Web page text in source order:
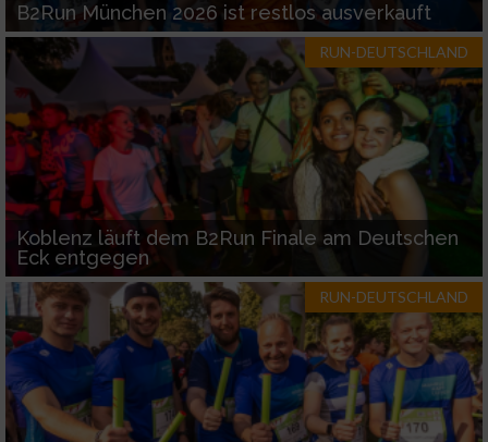
B2Run München 2026 ist restlos ausverkauft
RUN-DEUTSCHLAND
Koblenz läuft dem B2Run Finale am Deutschen
Eck entgegen
RUN-DEUTSCHLAND